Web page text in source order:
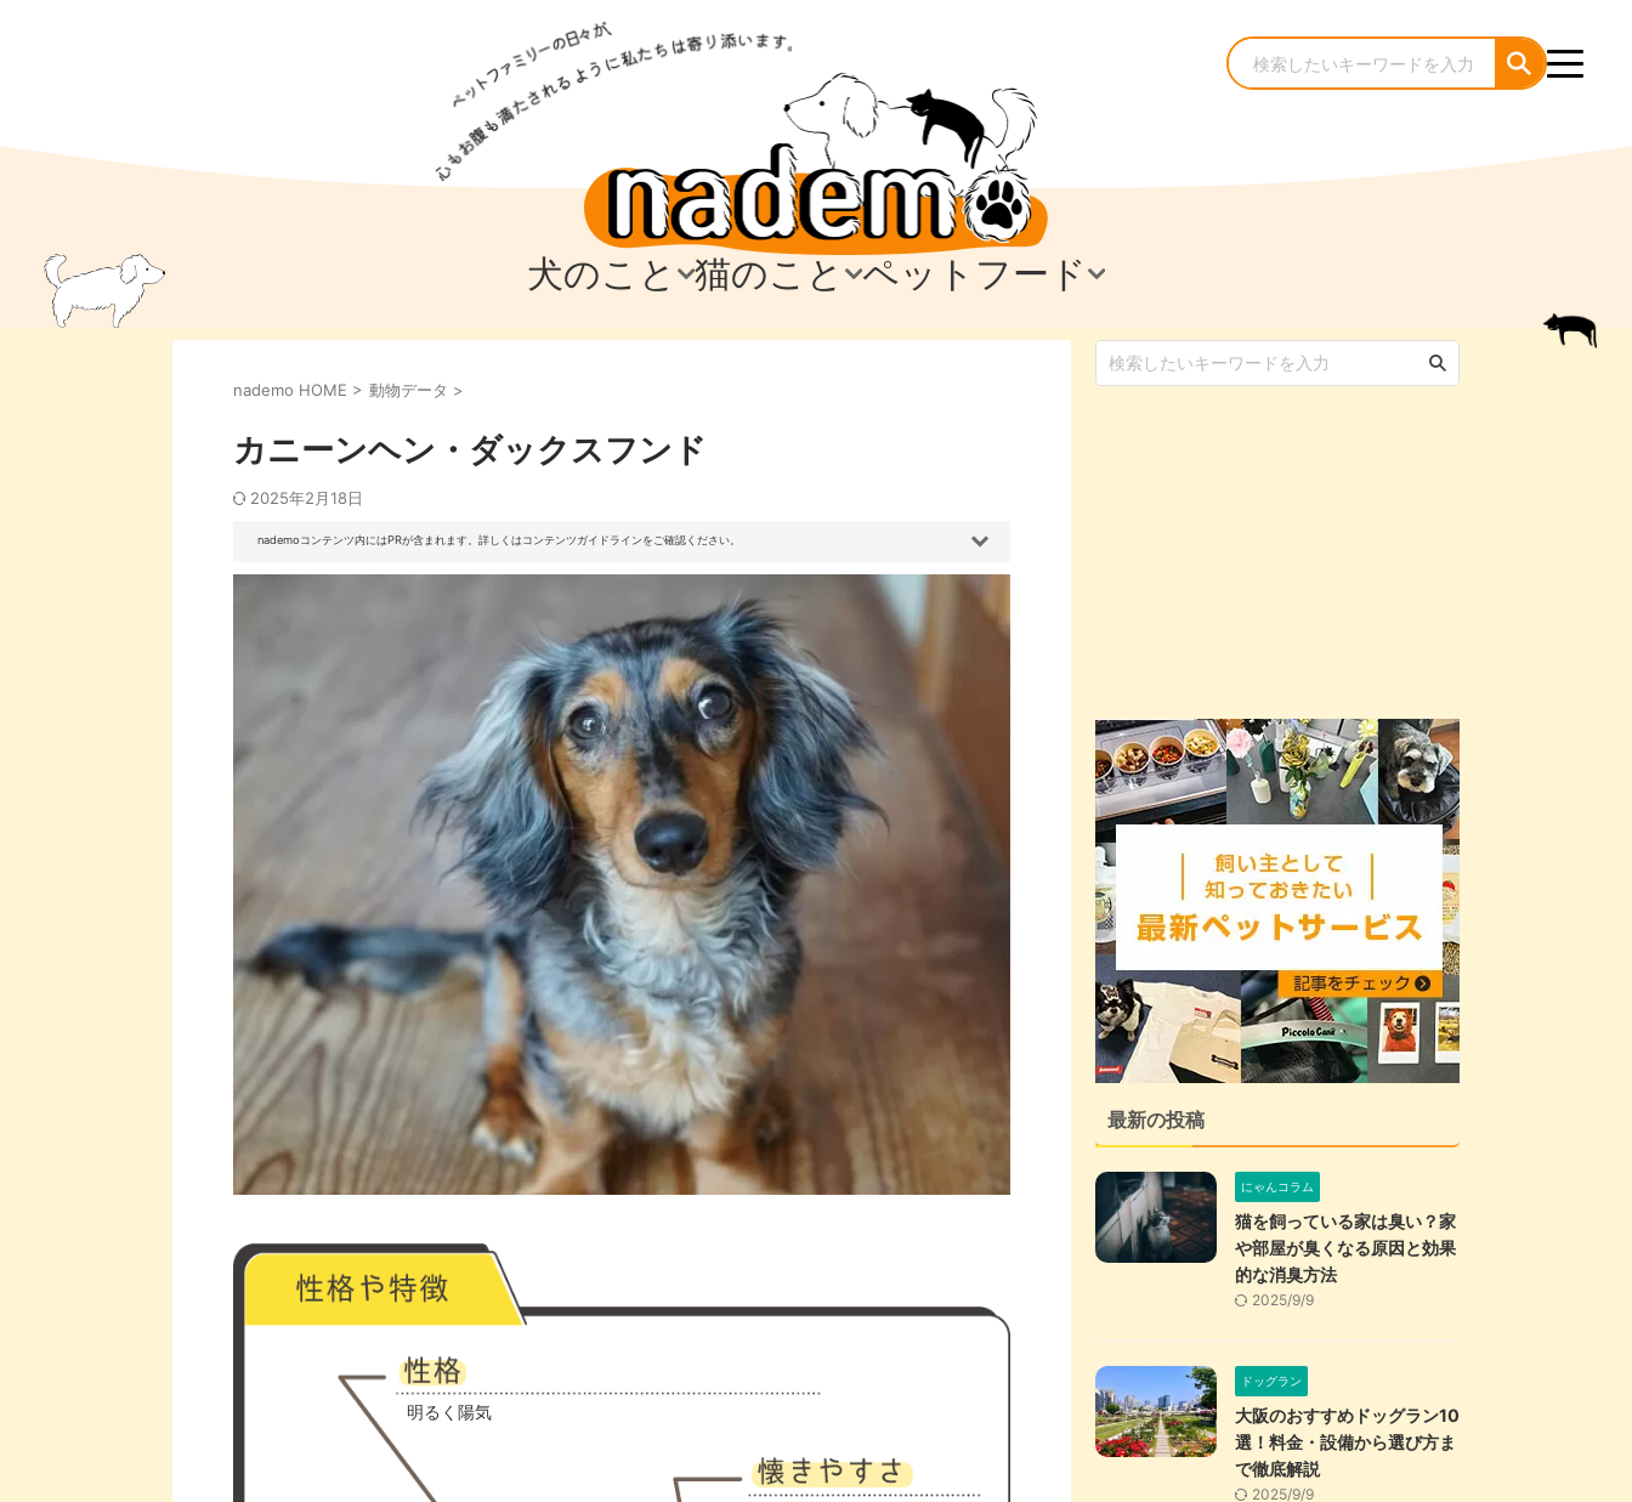
犬のこと
犬のこと
犬のケア・お手入れ
犬のしつけ
犬のアイテム
猫のこと
猫のこと
猫のケア・お手入れ
猫のしつけ
猫のアイテム
ペットフード
ペットフード
nademo HOME > 動物データ >
カニーンヘン・ダックスフンド
2025年2月18日
nademoコンテンツ内にはPRが含まれます。詳しくはコンテンツガイドラインをご確認ください。
明るく陽気
最新の投稿
にゃんコラム
猫を飼っている家は臭い？家
や部屋が臭くなる原因と効果
的な消臭方法
2025/9/9
ドッグラン
大阪のおすすめドッグラン10
選！料金・設備から選び方ま
で徹底解説
2025/9/9